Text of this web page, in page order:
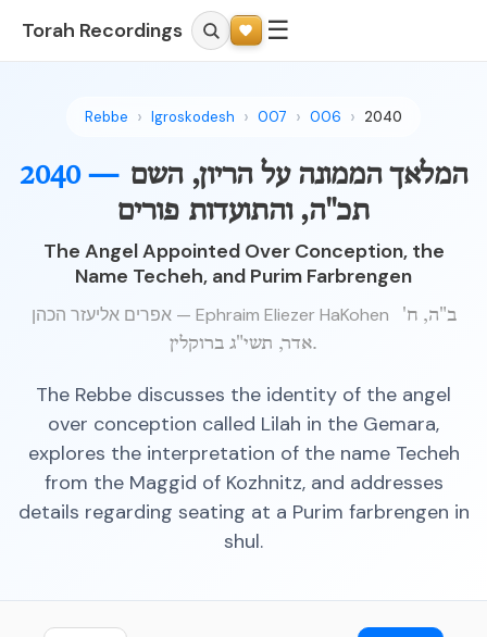
Torah Recordings ☰
Rebbe Igroskodesh 007 006 2040
2040 — המלאך הממונה על הריון, השם
תכ"ה, והתועדות פורים
The Angel Appointed Over Conception, the
Name Techeh, and Purim Farbrengen
אפרים אליעזר הכהן — Ephraim Eliezer HaKohen
ב"ה, ח'
אדר, תשי"ג ברוקלין.
The Rebbe discusses the identity of the angel
over conception called Lilah in the Gemara,
explores the interpretation of the name Techeh
from the Maggid of Kozhnitz, and addresses
details regarding seating at a Purim farbrengen in
shul.